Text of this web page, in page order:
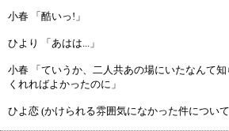
小春 「酷いっ!」
ひより 「あはは...」
小春 「ていうか、二人共あの場にいたなんて
くれればよかったのに」
ひよ恋 (かけられる雰囲気になかった件につい